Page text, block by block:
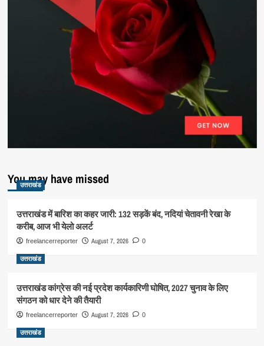
You may have missed
उत्तराखंड
उत्तराखंड में बारिश का कहर जारी: 132 सड़कें बंद, नदियां चेतावनी रेखा के
करीब, आज भी येलो अलर्ट
freelancerreporter August 7, 2026 0
उत्तराखंड
उत्तराखंड कांग्रेस की नई प्रदेश कार्यकारिणी घोषित, 2027 चुनाव के लिए
संगठन को धार देने की तैयारी
freelancerreporter August 7, 2026 0
उत्तराखंड